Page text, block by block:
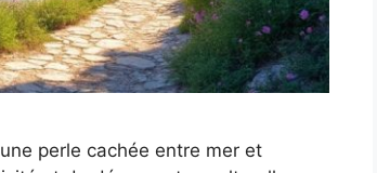
perle cachée entre mer et